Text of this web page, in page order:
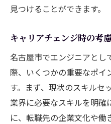
見つけることができます。
キャリアチェンジ時の考
名古屋市でエンジニアとし
際、いくつかの重要なポイ
す。まず、現状のスキルセ
業界に必要なスキルを明確
に、転職先の企業文化や